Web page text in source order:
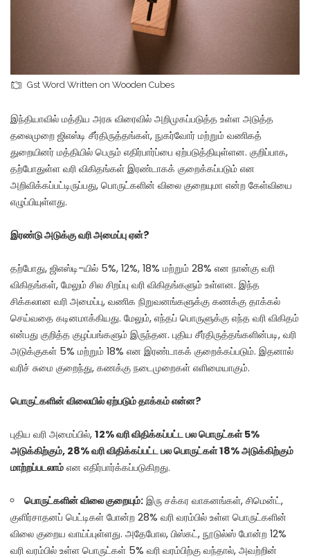
Gst Word Written on Wooden Cubes
இந்தியாவில் மத்திய அரசு விரைவில் அறிமுகப்படுத்த உள்ள அடுத்த
தலைமுறை ஜிஎஸ்டி சீர்திருத்தங்கள், நுகர்வோர் மற்றும் வணிகத்
துறையினர் மத்தியில் பெரும் எதிர்பார்ப்பை ஏற்படுத்தியுள்ளன. குறிப்பாக,
தற்போதுள்ள வரி விகிதங்கள் இரண்டாகக் குறைக்கப்படும் என
அறிவிக்கப்பட்டிருப்பது, பொருட்களின் விலை குறையுமா என்ற கேள்வியை
எழுப்பியுள்ளது.
இரண்டு அடுக்கு வரி அமைப்பு ஏன்?
தற்போது, ஜிஎஸ்டி-யில் 5%, 12%, 18% மற்றும் 28% என நான்கு வரி
விகிதங்கள், மேலும் சில சிறப்பு வரி விகிதங்களும் உள்ளன. இந்த
சிக்கலான வரி அமைப்பு, வணிக நிறுவனங்களுக்கு கணக்கு தாக்கல்
செய்வதை கடினமாக்கியது. மேலும், எந்தப் பொருளுக்கு எந்த வரி விகிதம்
என்பது குறித்த குழப்பங்களும் இருந்தன. புதிய சீர்திருத்தங்களின்படி, வரி
அடுக்குகள் 5% மற்றும் 18% என இரண்டாகக் குறைக்கப்படும். இதனால்
வரிச் சுமை குறைந்து, கணக்கு நடைமுறைகள் எளிமையாகும்.
பொருட்களின் விலையில் ஏற்படும் தாக்கம் என்ன?
புதிய வரி அமைப்பில், 12% வரி விதிக்கப்பட்ட பல பொருட்கள் 5%
அடுக்கிற்கும், 28% வரி விதிக்கப்பட்ட பல பொருட்கள் 18% அடுக்கிற்கும்
மாற்றப்படலாம் என எதிர்பார்க்கப்படுகிறது.
பொருட்களின் விலை குறையும்: இரு சக்கர வாகனங்கள், சிமென்ட்,
குளிர்சாதனப் பெட்டிகள் போன்ற 28% வரி வரம்பில் உள்ள பொருட்களின்
விலை குறைய வாய்ப்புள்ளது. அதேபோல, பிஸ்கட், நூடுல்ஸ் போன்ற 12%
வரி வரம்பில் உள்ள பொருட்கள் 5% வரி வரம்பிற்கு வந்தால், அவற்றின்